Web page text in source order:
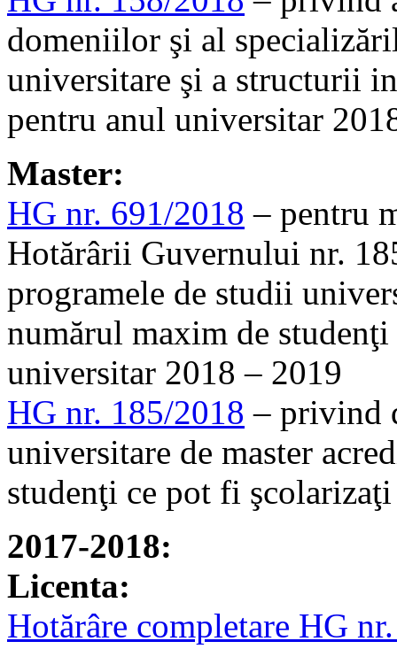
domeniilor şi al
universitare şi a structurii
pentru anul universitar
Master:
HG nr. 691/2018 – pentru
Hotărârii Guvernului nr.
programele de studii
numărul maxim de
universitar 2018 – 2019
HG nr. 185/2018 – privind
universitare de master
studenţi ce pot fi
2017-2018:
Licenta:
Hotărâre completare HG